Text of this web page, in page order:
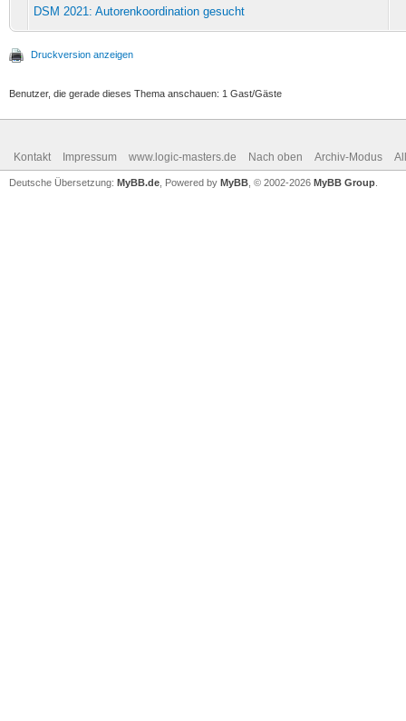
DSM 2021: Autorenkoordination gesucht
Druckversion anzeigen
Benutzer, die gerade dieses Thema anschauen: 1 Gast/Gäste
Kontakt Impressum www.logic-masters.de Nach oben Archiv-Modus
Deutsche Übersetzung: MyBB.de , Powered by MyBB , © 2002-2026 MyBB Group